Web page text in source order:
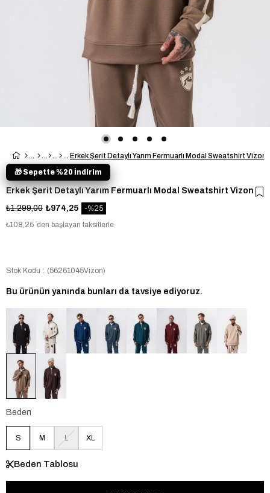
Erkek Şerit Detaylı Yarım Fermuarlı Modal Sweatshirt Vizon
Erkek Şerit Detaylı Yarım Fermuarlı Modal Sweatshirt Vizon
₺1.299,00 ₺974,25
25
₺108,25 `den başlayan taksitlerle
🎁 Sepette %20 İndirim
Stok Kodu (56261045Vizon)
Bu ürünün yanında bunları da tavsiye ediyoruz.
Beden
S M L XL
Beden Tablosu